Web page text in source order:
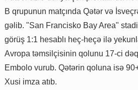
B qrupunun matçında Qətər və
gəlib. "San Francisko Bay Area"
görüş 1:1 hesablı heç-heçə ilə
Avropa təmsilçisinin qolunu 17-ci
Embolo vurub. Qətərin qoluna isə
Xusi imza atıb.